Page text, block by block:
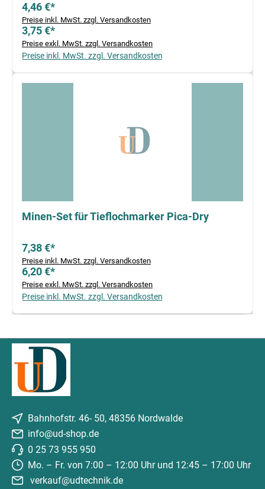
4,46 €*
Preise inkl. MwSt. zzgl. Versandkosten
3,75 €*
Preise exkl. MwSt. zzgl. Versandkosten
Preise inkl. MwSt. zzgl. Versandkosten
Minen-Set für Tieflochmarker Pica-Dry
7,38 €*
Preise inkl. MwSt. zzgl. Versandkosten
6,20 €*
Preise exkl. MwSt. zzgl. Versandkosten
Preise inkl. MwSt. zzgl. Versandkosten
Bahnhofstr. 46- 50, 48356 Nordwalde
info@ud-shop.de
0 25 73 955 950
Mo. – Fr. von 7:00 – 12:00 Uhr und 12:45 – 17:00 Uhr
verkauf@udtechnik.de